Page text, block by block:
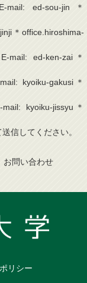
mail: ed-sou-jin＊
＊office.hiroshima-
mail: ed-ken-zai＊
kyoiku-gakusi＊
kyoiku-jissyu＊
信してください。
お問い合わせ
リシー